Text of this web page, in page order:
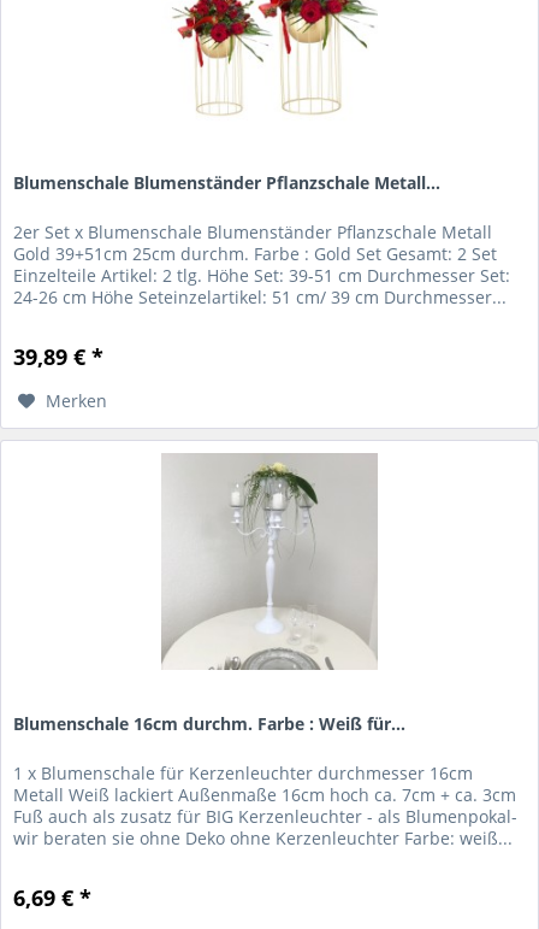
Blumenschale Blumenständer Pflanzschale Metall...
2er Set x Blumenschale Blumenständer Pflanzschale Metall
Gold 39+51cm 25cm durchm. Farbe : Gold Set Gesamt: 2 Set
Einzelteile Artikel: 2 tlg. Höhe Set: 39-51 cm Durchmesser Set:
24-26 cm Höhe Seteinzelartikel: 51 cm/ 39 cm Durchmesser...
39,89 € *
Merken
Blumenschale 16cm durchm. Farbe : Weiß für...
1 x Blumenschale für Kerzenleuchter durchmesser 16cm
Metall Weiß lackiert Außenmaße 16cm hoch ca. 7cm + ca. 3cm
Fuß auch als zusatz für BIG Kerzenleuchter - als Blumenpokal-
wir beraten sie ohne Deko ohne Kerzenleuchter Farbe: weiß...
6,69 € *